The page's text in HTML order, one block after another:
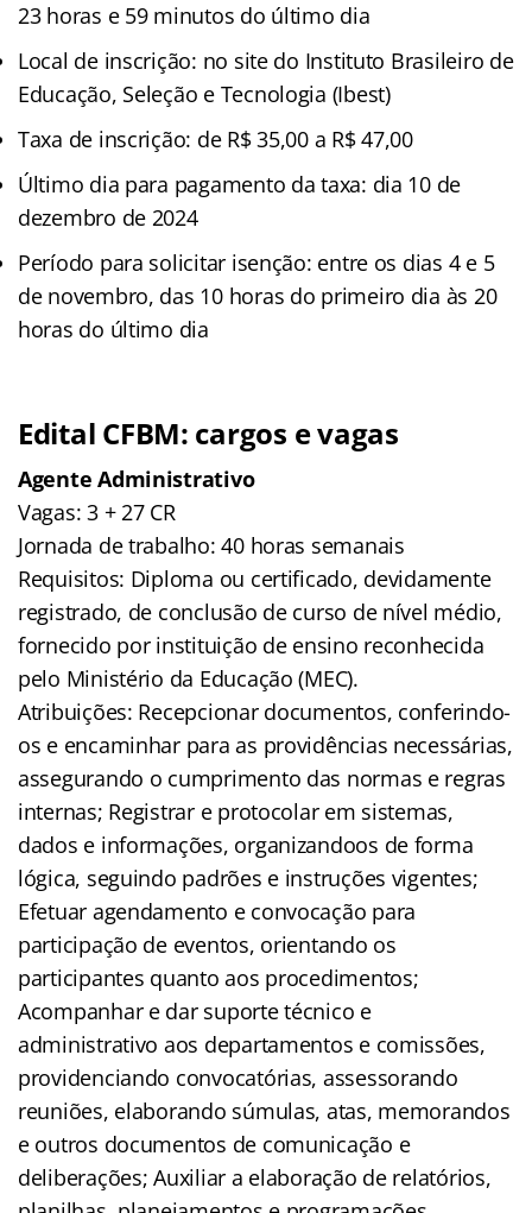
23 horas e 59 minutos do último dia
Local de inscrição: no site do Instituto Brasileiro de
Educação, Seleção e Tecnologia (Ibest)
Taxa de inscrição: de R$ 35,00 a R$ 47,00
Último dia para pagamento da taxa: dia 10 de
dezembro de 2024
Período para solicitar isenção: entre os dias 4 e 5
de novembro, das 10 horas do primeiro dia às 20
horas do último dia
Edital CFBM: cargos e vagas
Agente Administrativo
Vagas: 3 + 27 CR
Jornada de trabalho: 40 horas semanais
Requisitos: Diploma ou certificado, devidamente
registrado, de conclusão de curso de nível médio,
fornecido por instituição de ensino reconhecida
pelo Ministério da Educação (MEC).
Atribuições: Recepcionar documentos, conferindo-
os e encaminhar para as providências necessárias,
assegurando o cumprimento das normas e regras
internas; Registrar e protocolar em sistemas,
dados e informações, organizandoos de forma
lógica, seguindo padrões e instruções vigentes;
Efetuar agendamento e convocação para
participação de eventos, orientando os
participantes quanto aos procedimentos;
Acompanhar e dar suporte técnico e
administrativo aos departamentos e comissões,
providenciando convocatórias, assessorando
reuniões, elaborando súmulas, atas, memorandos
e outros documentos de comunicação e
deliberações; Auxiliar a elaboração de relatórios,